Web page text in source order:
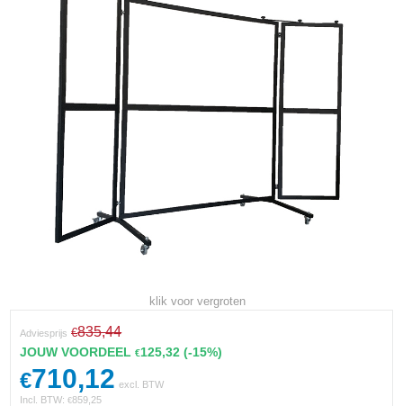
klik voor vergroten
Adviesprijs €835,44
JOUW VOORDEEL€125,32 (-15%)
€710,12 excl. BTW
Incl. BTW:€859,25